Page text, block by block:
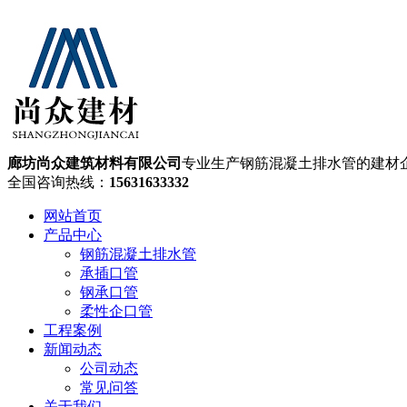
廊坊尚众建筑材料有限公司 专业生产钢筋混凝土排水管的建材
全国咨询热线： 15631633332
网站首页
产品中心
钢筋混凝土排水管
承插口管
钢承口管
柔性企口管
工程案例
新闻动态
公司动态
常见问答